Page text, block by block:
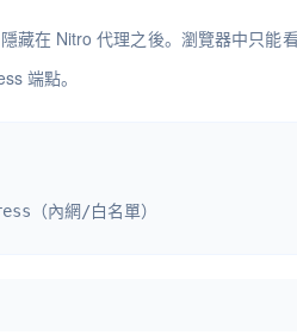
藏在 Nitro 代理之後。瀏覽器中只能
端點。
（內網/白名單）